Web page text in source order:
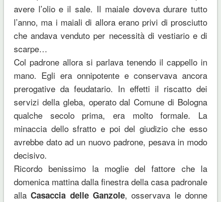
avere l’olio e il sale. Il maiale doveva durare tutto
l’anno, ma i maiali di allora erano privi di prosciutto
che andava venduto per necessità di vestiario e di
scarpe…
Col padrone allora si parlava tenendo il cappello in
mano. Egli era onnipotente e conservava ancora
prerogative da feudatario. In effetti il riscatto dei
servizi della gleba, operato dal Comune di Bologna
qualche secolo prima, era molto formale. La
minaccia dello sfratto e poi del giudizio che esso
avrebbe dato ad un nuovo padrone, pesava in modo
decisivo.
Ricordo benissimo la moglie del fattore che la
domenica mattina dalla finestra della casa padronale
allaCasaccia delle Ganzole, osservava le donne